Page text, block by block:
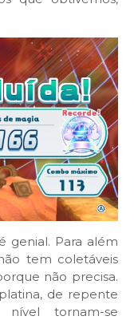
genial. Para além
tem coletáveis
não precisa.
de repente
tornam-se